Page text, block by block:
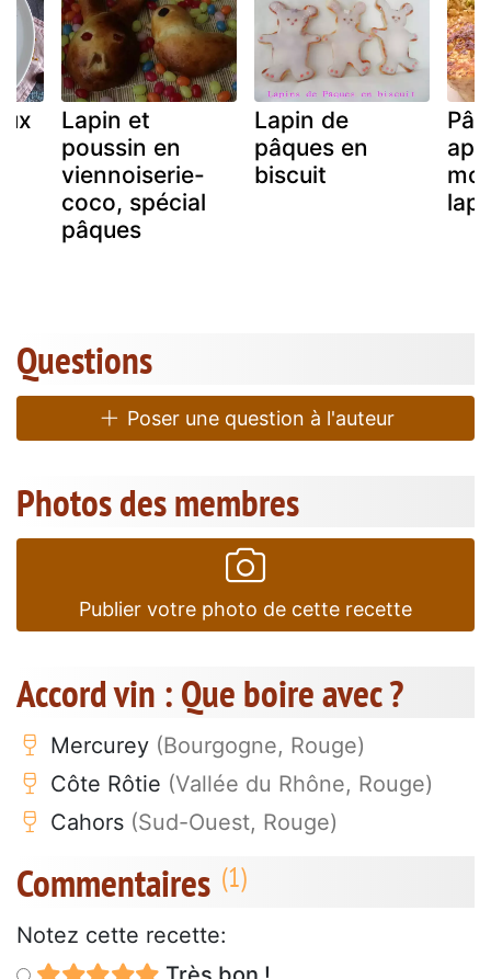
Lapin et
poussin en
viennoiserie-
coco, spécial
pâques
Lapin de
pâques en
biscuit
Questions
Poser une question à l'auteur
Photos des membres
Publier votre photo de cette recette
Accord vin : Que boire avec ?
Mercurey (Bourgogne, Rouge)
Côte Rôtie (Vallée du Rhône, Rouge)
Cahors (Sud-Ouest, Rouge)
Commentaires
Notez cette recette: